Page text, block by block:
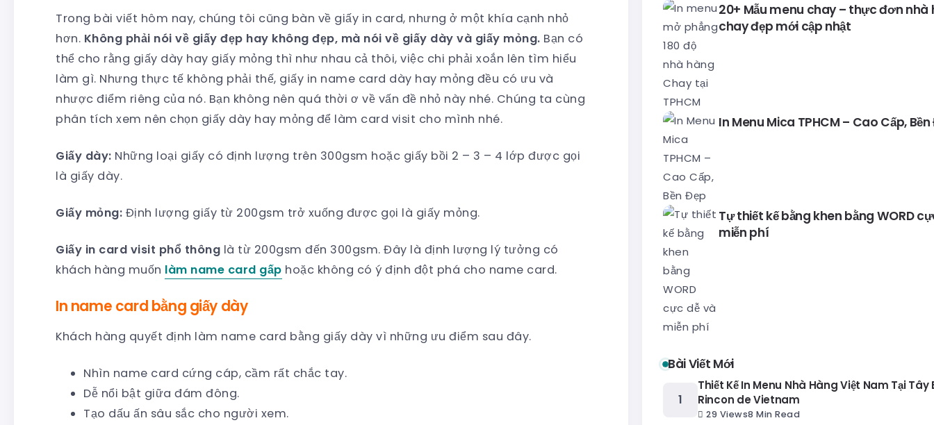
Trong bài viết hôm nay, chúng tôi cũng bàn về giấy in card, nhưng ở một khía cạnh nhỏ
hơn. Không phải nói về giấy đẹp hay không đẹp, mà nói về giấy dày và giấy mỏng. Bạn có
thể cho rằng giấy dày hay giấy mỏng thì như nhau cả thôi, việc chi phải xoắn lên tìm hiểu
làm gì. Nhưng thực tế không phải thế, giấy in name card dày hay mỏng đều có ưu và
nhược điểm riêng của nó. Bạn không nên quá thời ơ về vấn đề nhỏ này nhé. Chúng ta cùng
phân tích xem nên chọn giấy dày hay mỏng để làm card visit cho mình nhé.
Giấy dày: Những loại giấy có định lượng trên 300gsm hoặc giấy bồi 2 – 3 – 4 lớp được gọi
là giấy dày.
Giấy mỏng: Định lượng giấy từ 200gsm trở xuống được gọi là giấy mỏng.
Giấy in card visit phổ thông là từ 200gsm đến 300gsm. Đây là định lượng lý tưởng có
khách hàng muốn làm name card gấp hoặc không có ý định đột phá cho name card.
In name card bằng giấy dày
Khách hàng quyết định làm name card bằng giấy dày vì những ưu điểm sau đây.
Nhìn name card cứng cáp, cầm rất chắc tay.
Dễ nổi bật giữa đám đông.
Tạo dấu ấn sâu sắc cho người xem.
20+ Mẫu menu chay – thực đơn nhà
chay đẹp mới cập nhật
In Menu Mica TPHCM – Cao Cấp,
Tự thiết kế bằng khen bằng WORD
miễn phí
Bài Viết Mới
Thiết Kế In Menu Nhà Hàng Việt Nam Tại Tây
Rincon de Vietnam
29 Views8 Min Read